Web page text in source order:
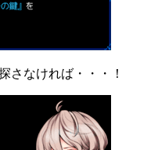
さなければ・・・！